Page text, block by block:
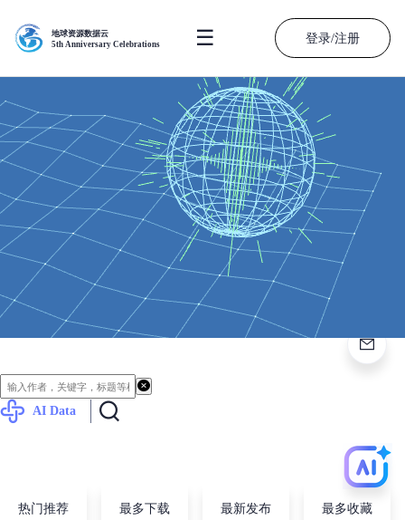
地球资源数据云
5th Anniversary Celebrations
☰ 登录/注册
6,125
优质数据集
平台昨日访问
99,037.53
GB
平台数据规模
6,275,371
资源累计下载
AI Data
热门推荐 最多下载 最新发布 最多收藏